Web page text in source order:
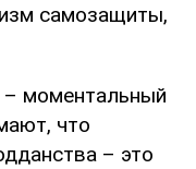
самозащиты,
моментальный
что
– это